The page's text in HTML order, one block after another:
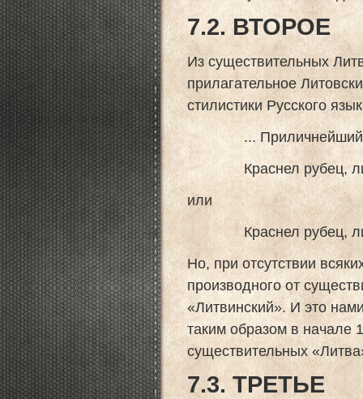
7.2. ВТОРОЕ
Из существительных
прилагательное
стилистики Русского
... Приличнейший
Краснел рубец,
или
Краснел рубец,
Но, при отсутствии
производного от
«Литвинский». И это
таким образом в начале
существительных
7.3. ТРЕТЬЕ